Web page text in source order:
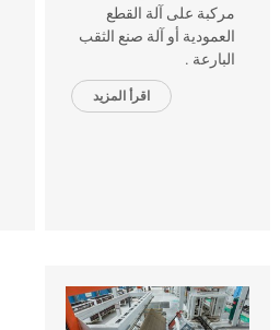
مركبة على آلة القطع
العمودية أو آلة صنع الثقب
البارعة .
اقرأ المزيد